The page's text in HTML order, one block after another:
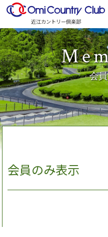
近江カントリー倶楽部
会
会員のみ表示